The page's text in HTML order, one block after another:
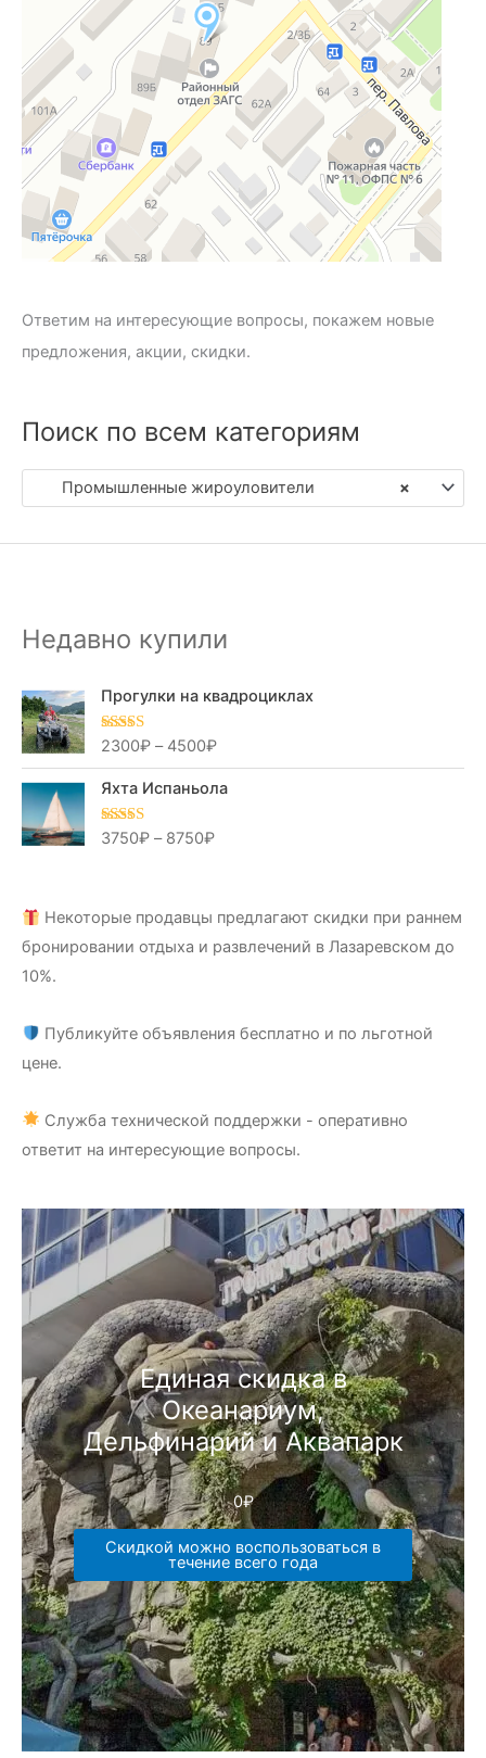
Ответим на интересующие вопросы, покажем новые
предложения, акции, скидки.
Поиск по всем категориям
×
Промышленные жироуловители
Недавно купили
Прогулки на квадроциклах
Оценка
2300₽– 4500₽
Яхта Испаньола
Оценка
3750₽– 8750₽
Некоторые продавцы предлагают скидки при раннем
бронировании отдыха и развлечений в Лазаревском до
10%.
Публикуйте объявления бесплатно и по льготной
цене.
Служба технической поддержки - оперативно
ответит на интересующие вопросы.
Единая скидка в
Океанариум,
Дельфинарий и Аквапарк
0₽
Скидкой можно воспользоваться в
течение всего года